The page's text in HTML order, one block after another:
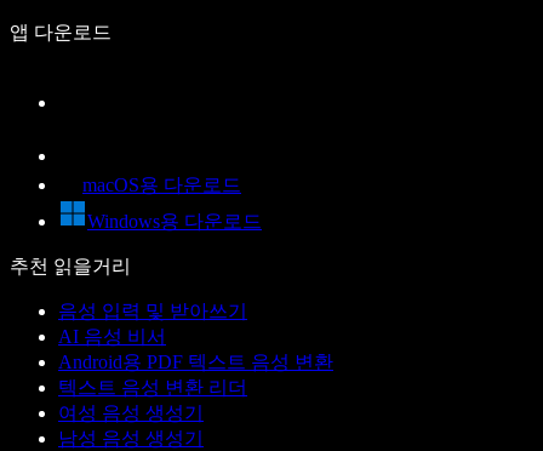
앱 다운로드
macOS용 다운로드
Windows용 다운로드
추천 읽을거리
음성 입력 및 받아쓰기
AI 음성 비서
Android용 PDF 텍스트 음성 변환
텍스트 음성 변환 리더
여성 음성 생성기
남성 음성 생성기